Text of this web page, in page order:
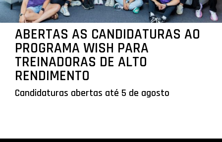
ABERTAS AS CANDIDATURAS AO
PROGRAMA WISH PARA
TREINADORAS DE ALTO
RENDIMENTO
Candidaturas abertas até 5 de agosto